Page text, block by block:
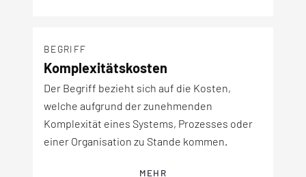
BEGRIFF
Komplexitätskosten
Der Begriff bezieht sich auf die Kosten,
welche aufgrund der zunehmenden
Komplexität eines Systems, Prozesses oder
einer Organisation zu Stande kommen.
MEHR